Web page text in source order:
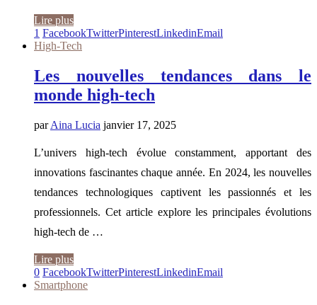
Lire plus
1 FacebookTwitterPinterestLinkedinEmail
High-Tech
Les nouvelles tendances dans le
monde high-tech
parAina Lucia janvier 17, 2025
L’univers high-tech évolue constamment, apportant des
innovations fascinantes chaque année. En 2024, les nouvelles
tendances technologiques captivent les passionnés et les
professionnels. Cet article explore les principales évolutions
high-tech de …
Lire plus
0 FacebookTwitterPinterestLinkedinEmail
Smartphone